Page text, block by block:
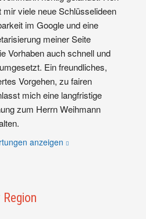
mir viele neue Schlüsselideen
im Google und eine
meiner Seite
Vorhaben auch schnell und
Ein freundliches,
Vorgehen, zu fairen
mich eine langfristige
zum Herrn Weihmann
anzeigen